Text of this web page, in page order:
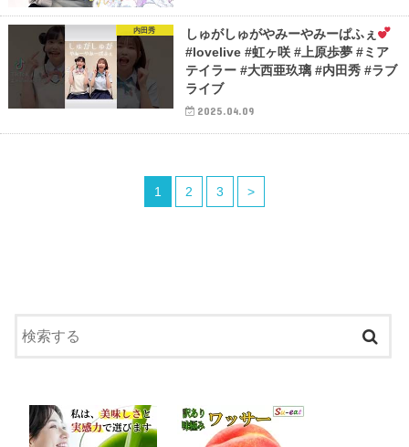
内田秀
しゅがしゅがやみーやみーぱふぇ
#lovelive #虹ヶ咲 #上原歩夢 #ミア
テイラー #大西亜玖璃 #内田秀 #ラブ
ライブ
2025.04.09
1 2 3 >